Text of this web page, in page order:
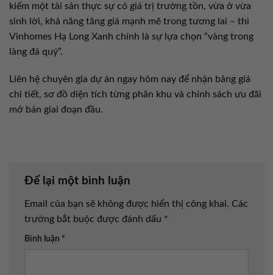
kiếm một tài sản thực sự có giá trị trường tồn, vừa ở vừa
sinh lời, khả năng tăng giá mạnh mẽ trong tương lai – thì
Vinhomes Hạ Long Xanh chính là sự lựa chọn “vàng trong
làng đá quý”.
Liên hệ chuyên gia dự án ngay hôm nay để nhận bảng giá
chi tiết, sơ đồ diện tích từng phân khu và chính sách ưu đãi
mở bán giai đoạn đầu.
Để lại một bình luận
Email của bạn sẽ không được hiển thị công khai. Các
trường bắt buộc được đánh dấu *
Bình luận *